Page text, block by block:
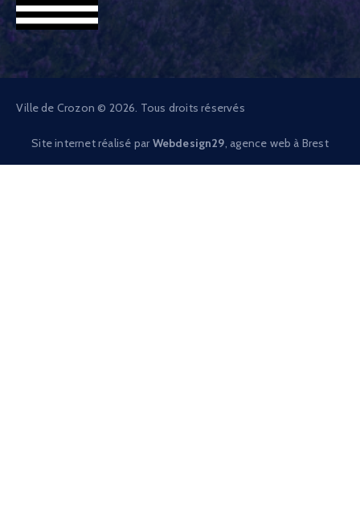
Ville de Crozon © 2026. Tous droits réservés
Site internet réalisé par Webdesign29 , agence web à Brest